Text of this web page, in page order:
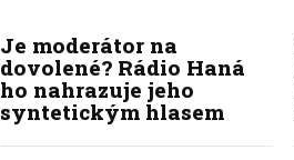
Je moderátor na
dovolené? Rádio Haná
ho nahrazuje jeho
syntetickým hlasem